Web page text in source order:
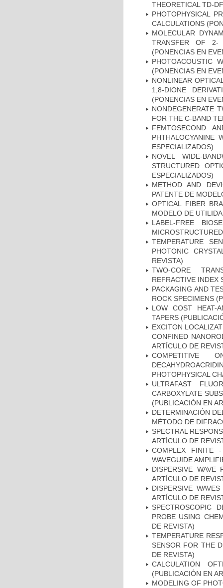
THEORETICAL TD-
PHOTOPHYSICAL
CALCULATIONS
MOLECULAR
TRANSFER OF 2-
(PONENCIAS EN
PHOTOACOUSTIC
(PONENCIAS EN
NONLINEAR
1,8-DIONE
(PONENCIAS EN
NONDEGENERATE
FOR THE C-BAND
FEMTOSECOND
PHTHALOCYANINE
ESPECIALIZADOS)
NOVEL WIDE-
STRUCTURED
ESPECIALIZADOS)
METHOD AND
PATENTE DE
OPTICAL FIBER
MODELO DE
LABEL-FREE
TEMPERATURE
PHOTONIC
REVISTA)
TWO-CORE
REFRACTIVE INDEX
PACKAGING AND
ROCK SPECIMENS
LOW COST HEAT-
TAPERS
EXCITON
CONFINED
ARTÍCULO DE
COMPETITIVE
PHOTOPHYSICAL
ULTRAFAST
CARBOXYLATE
(PUBLICACIÓN EN
DETERMINACIÓN
MÉTODO DE
SPECTRAL
ARTÍCULO DE
COMPLEX FINITE
WAVEGUIDE
DISPERSIVE WAVE
ARTÍCULO DE
DISPERSIVE
ARTÍCULO DE
SPECTROSCOPIC
PROBE USING
DE REVISTA)
TEMPERATURE
SENSOR FOR THE
DE REVISTA)
CALCULATION
(PUBLICACIÓN EN
MODELING OF